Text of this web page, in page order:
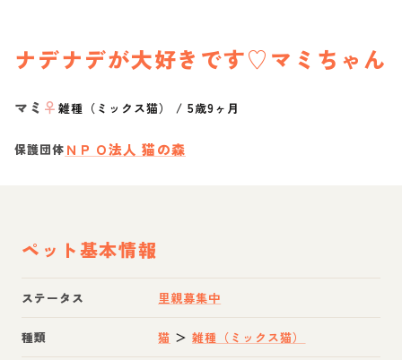
ナデナデが大好きです♡マミちゃん
マミ ♀ 雑種（ミックス猫） /5歳9ヶ月
保護団体 ＮＰＯ法人 猫の森
ペット基本情報
ステータス 里親募集中
種類 猫 ＞雑種（ミックス猫）